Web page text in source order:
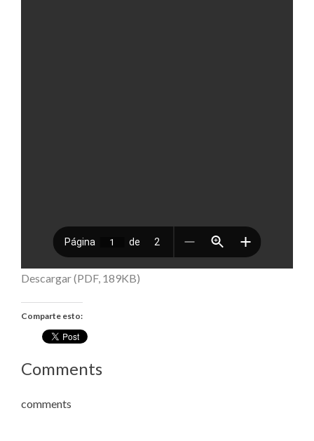
Descargar (PDF, 189KB)
Comparte esto:
Comments
comments